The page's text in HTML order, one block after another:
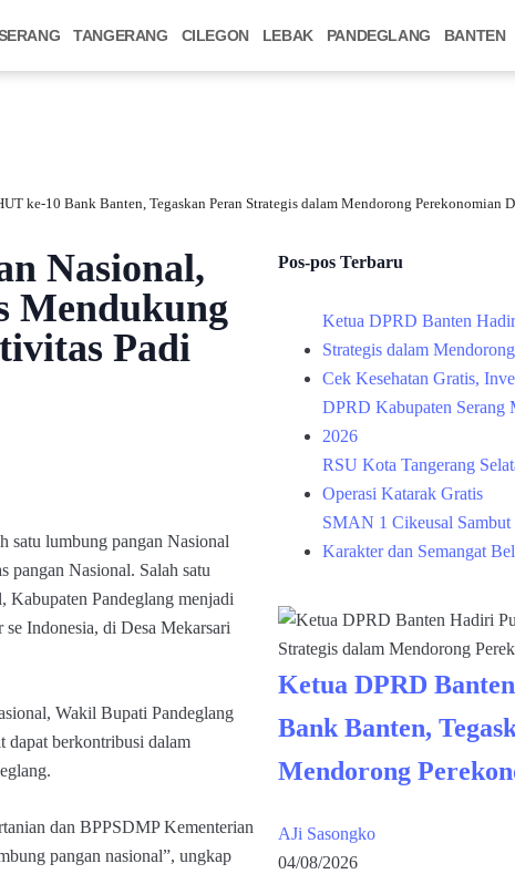
TANGERANG CILEGON LEBAK PANDEGLANG BANTEN
ke-10 Bank Banten, Tegaskan Peran Strategis dalam Mendorong Perekonomian
Nasional,
Mendukung
Padi
satu lumbung pangan Nasional
pangan Nasional. Salah satu
Kabupaten Pandeglang menjadi
Indonesia, di Desa Mekarsari
Wakil Bupati Pandeglang
dapat berkontribusi dalam
dan BPPSDMP Kementerian
pangan nasional”, ungkap
Pos-pos Terbaru
Ketua DPRD Banten
Strategis dalam
Cek Kesehatan Gratis,
DPRD Kabupaten Serang
2026
RSU Kota Tangerang
Operasi Katarak Gratis
SMAN 1 Cikeusal
Karakter dan Semangat
Ketua DPRD
Bank Banten,
Mendorong
AJi Sasongko
04/08/2026